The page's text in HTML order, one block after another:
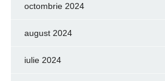
octombrie 2024
august 2024
iulie 2024